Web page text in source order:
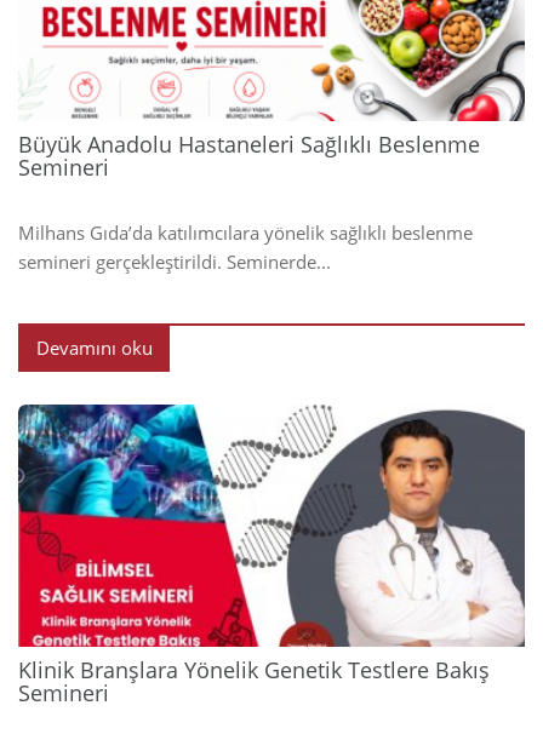
2024
Büyük Anadolu Hastaneleri Sağlıklı Beslenme
Semineri
Milhans Gıda’da katılımcılara yönelik sağlıklı beslenme
semineri gerçekleştirildi. Seminerde...
Devamını oku
Klinik Branşlara Yönelik Genetik Testlere Bakış
Semineri